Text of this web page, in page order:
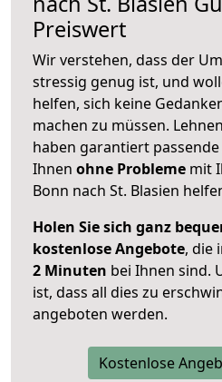
Preiswert
Wir verstehen, dass der
stressig genug ist, und
helfen, sich keine
machen zu müssen.
haben garantiert
Ihnen ohne Probleme mit
Bonn nach St. Blasien
Holen Sie sich ganz
kostenlose Angebote, die
2 Minuten bei Ihnen sind.
ist, dass all dies zu
angeboten werden.
Kostenlose